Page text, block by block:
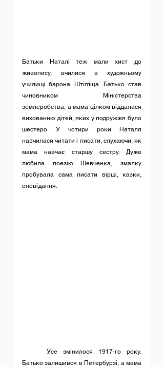
Батьки Наталі теж мали хист до
живопису, вчилися в художньому
училищі барона Штігліца. Батько став
чиновником Міністерства
землеробства, а мама цілком віддалася
вихованню дітей, яких у подружжя було
шестеро. У чотири роки Наталя
навчилася читати і писати, слухаючи, як
мама навчає старшу сестру. Дуже
любила поезію Шевченка, змалку
пробувала сама писати вірші, казки,
оповідання.
Батько залишився в Петербурзі, а мама